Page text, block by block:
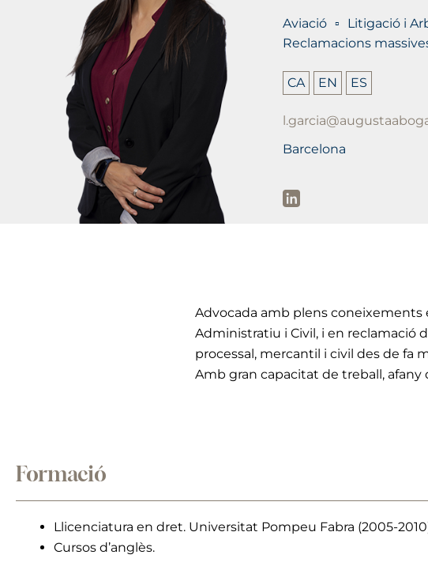
Aviació
Litigació i
Reclamacions
CA EN ES
Barcelona
Advocada amb plens coneixements
Administratiu i Civil, i en reclamació
processal, mercantil i civil des de fa
Amb gran capacitat de treball,
Formació
Llicenciatura en dret. Universitat Pompeu Fabra (2005-
Cursos d’anglès.